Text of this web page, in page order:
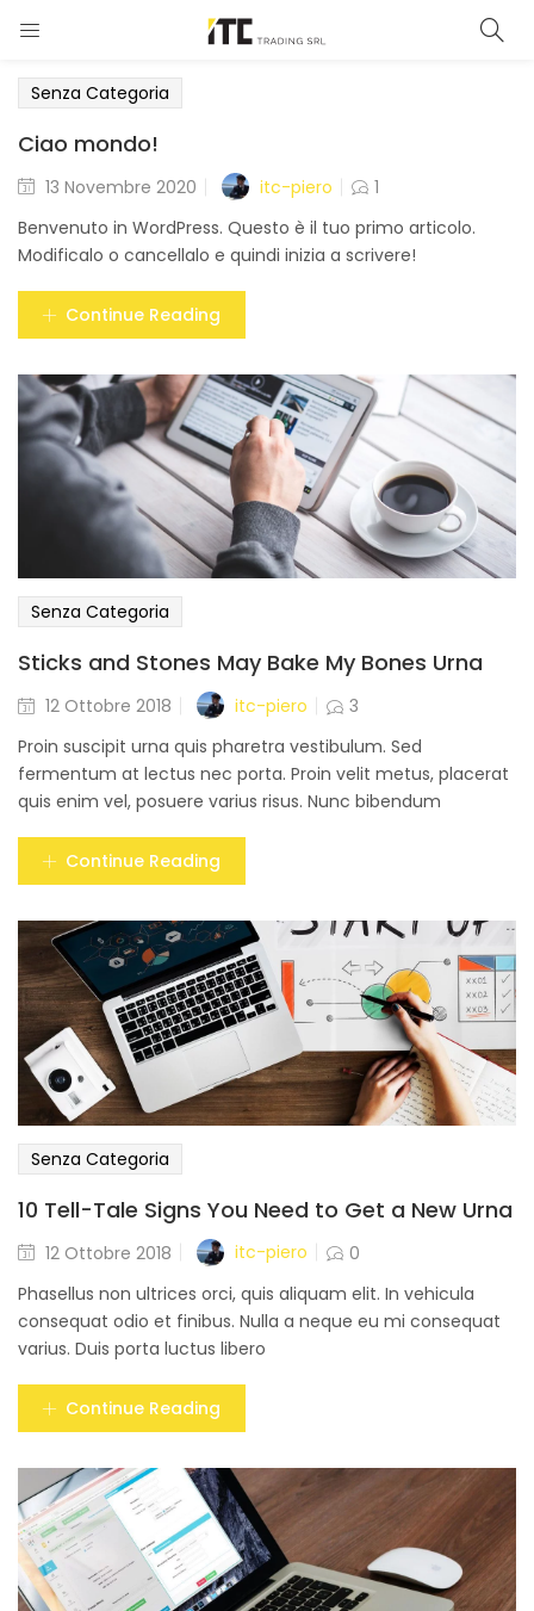
Senza Categoria
Ciao mondo!
Posted
13 Novembre 2020 itc-piero
1
Benvenuto in WordPress. Questo è il tuo primo articolo.
Modificalo o cancellalo e quindi inizia a scrivere!
Continue Reading
Senza Categoria
Sticks and Stones May Bake My Bones Urna
Posted
12 Ottobre 2018 itc-piero
3
Proin suscipit urna quis pharetra vestibulum. Sed
fermentum at lectus nec porta. Proin velit metus, placerat
quis enim vel, posuere varius risus. Nunc bibendum
Continue Reading
Senza Categoria
10 Tell-Tale Signs You Need to Get a New Urna
Posted
12 Ottobre 2018 itc-piero
0
Phasellus non ultrices orci, quis aliquam elit. In vehicula
consequat odio et finibus. Nulla a neque eu mi consequat
varius. Duis porta luctus libero
Continue Reading